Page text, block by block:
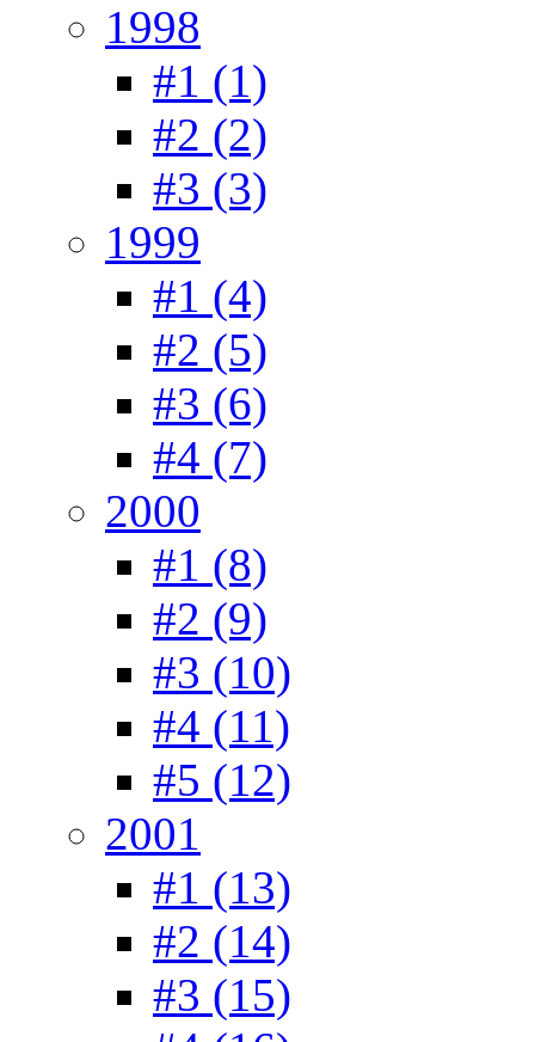
1998
#1 (1)
#2 (2)
#3 (3)
1999
#1 (4)
#2 (5)
#3 (6)
#4 (7)
2000
#1 (8)
#2 (9)
#3 (10)
#4 (11)
#5 (12)
2001
#1 (13)
#2 (14)
#3 (15)